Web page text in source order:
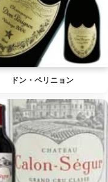
ドン・ペリニョン